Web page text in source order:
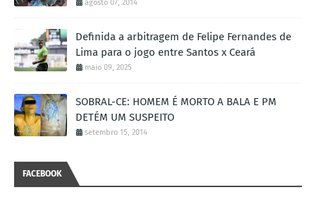
agosto 07, 2014
Definida a arbitragem de Felipe Fernandes de
Lima para o jogo entre Santos x Ceará
maio 09, 2025
SOBRAL-CE: HOMEM É MORTO A BALA E PM
DETÉM UM SUSPEITO
setembro 15, 2014
FACEBOOK